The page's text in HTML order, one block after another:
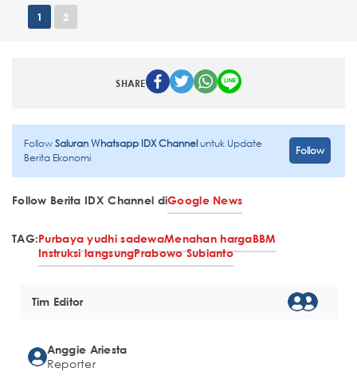
1 2
SHARE
FollowSaluran Whatsapp IDX Channeluntuk Update
Berita Ekonomi
Follow
Follow Berita IDX Channel diGoogle News
TAG:Purbaya yudhi sadewaMenahan hargaBBM
Instruksi langsungPrabowo Subianto
Tim Editor
Anggie Ariesta
Reporter